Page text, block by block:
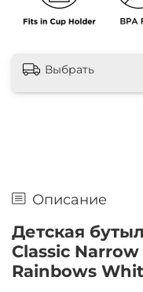
Выбрать
Описание
Детская
Classic Narrow
Rainbows